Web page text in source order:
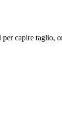
capire taglio,